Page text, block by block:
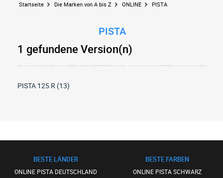
Startseite Die Marken von A bis Z ONLINE PISTA
PISTA
1 gefundene Version(n)
PISTA 125 R (13)
BESTE LÄNDER
ONLINE PISTA DEUTSCHLAND
BESTE FARBEN
ONLINE PISTA SCHWARZ